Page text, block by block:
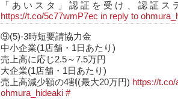
「あいスタ」認証を受け、認証
https://t.co/5c77wmP7ec in reply to
⑨(5)-3時短要請協力金
中小企業(1店舗・1日あたり)
売上高に応じ2.5～7.5万円
大企業(1店舗・1日あたり)
売上高減少額の4割(最大20万円) https://
ohmura_hideaki #